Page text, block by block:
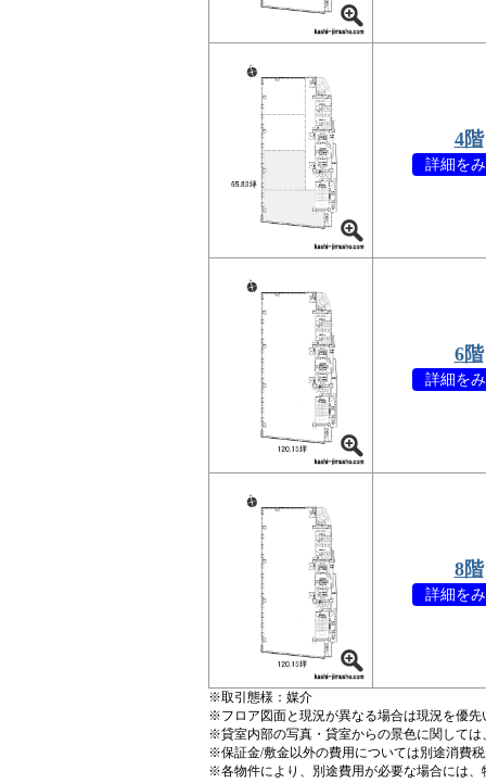
4階
詳細を
6階
詳細を
8階
詳細を
※取引態様：媒介
※フロア図面と現況が異なる場合は現況を優先
※貸室内部の写真・貸室からの景色に関して
※保証金/敷金以外の費用については別途消費
※各物件により、別途費用が必要な場合には